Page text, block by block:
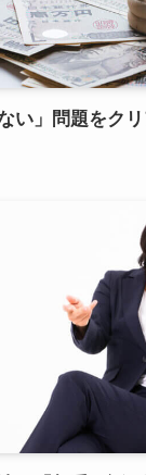
い」問題をク